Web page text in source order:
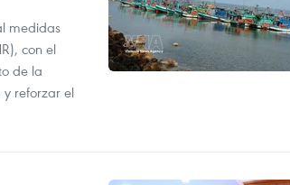
medidas
con el
de la
reforzar el